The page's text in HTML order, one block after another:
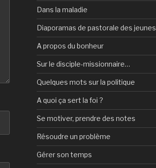
Dans la maladie
Diaporamas de pastorale des jeunes
A propos du bonheur
Sur le disciple-missionnaire…
Quelques mots sur la politique
A quoi ça sert la foi ?
Se motiver, prendre des notes
Résoudre un problème
Gérer son temps